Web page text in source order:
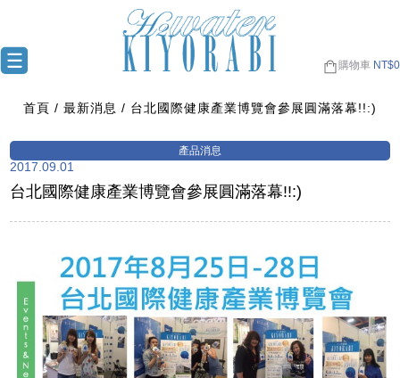
購物車 NT$0
首頁 最新消息 台北國際健康產業博覽會參展圓滿落幕!!:)
2017.09.01
台北國際健康產業博覽會參展圓滿落幕!!:)